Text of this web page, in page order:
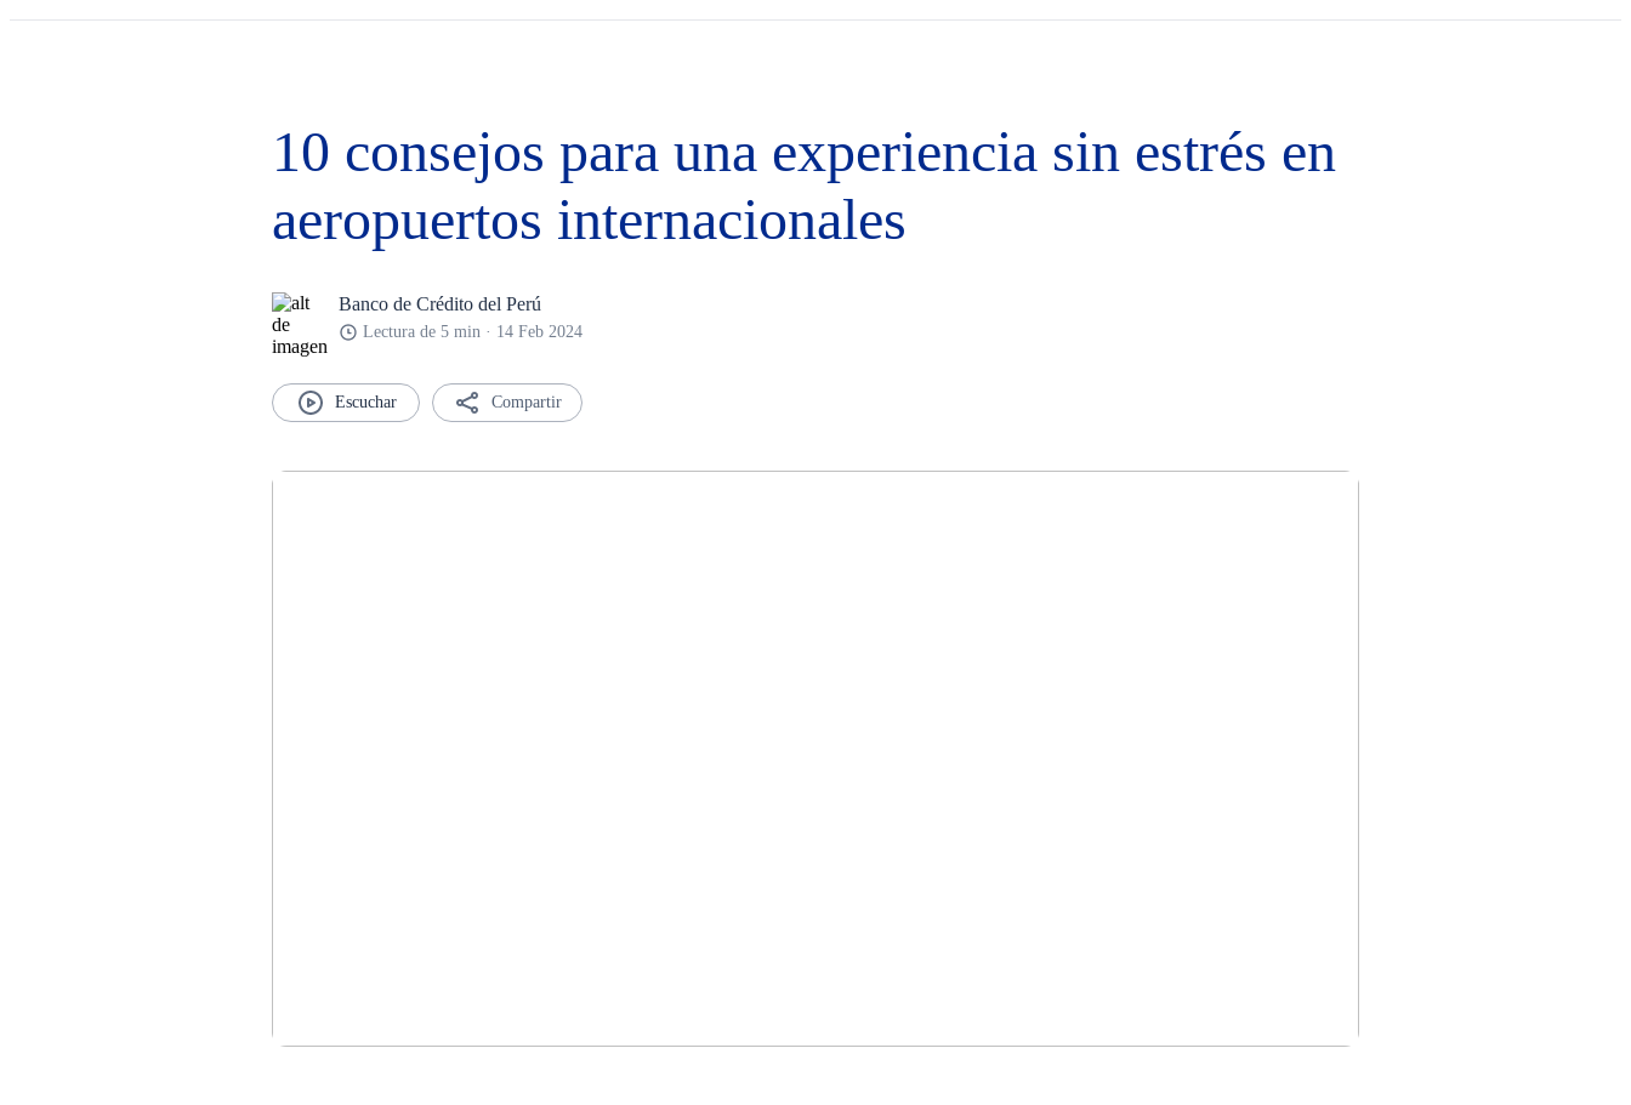
10 consejos para una experiencia sin estrés en
aeropuertos internacionales
Banco de Crédito del Perú
Lectura de 5 min · 14 Feb 2024
Compartir